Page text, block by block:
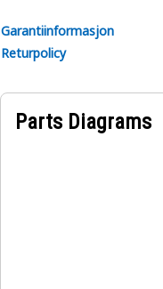
Garantiinformasjon
Returpolicy
Parts Diagrams